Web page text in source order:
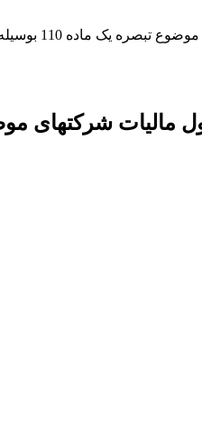
110 بوسیله سازمان حسابرسی
موضوع تبصره یک ماده